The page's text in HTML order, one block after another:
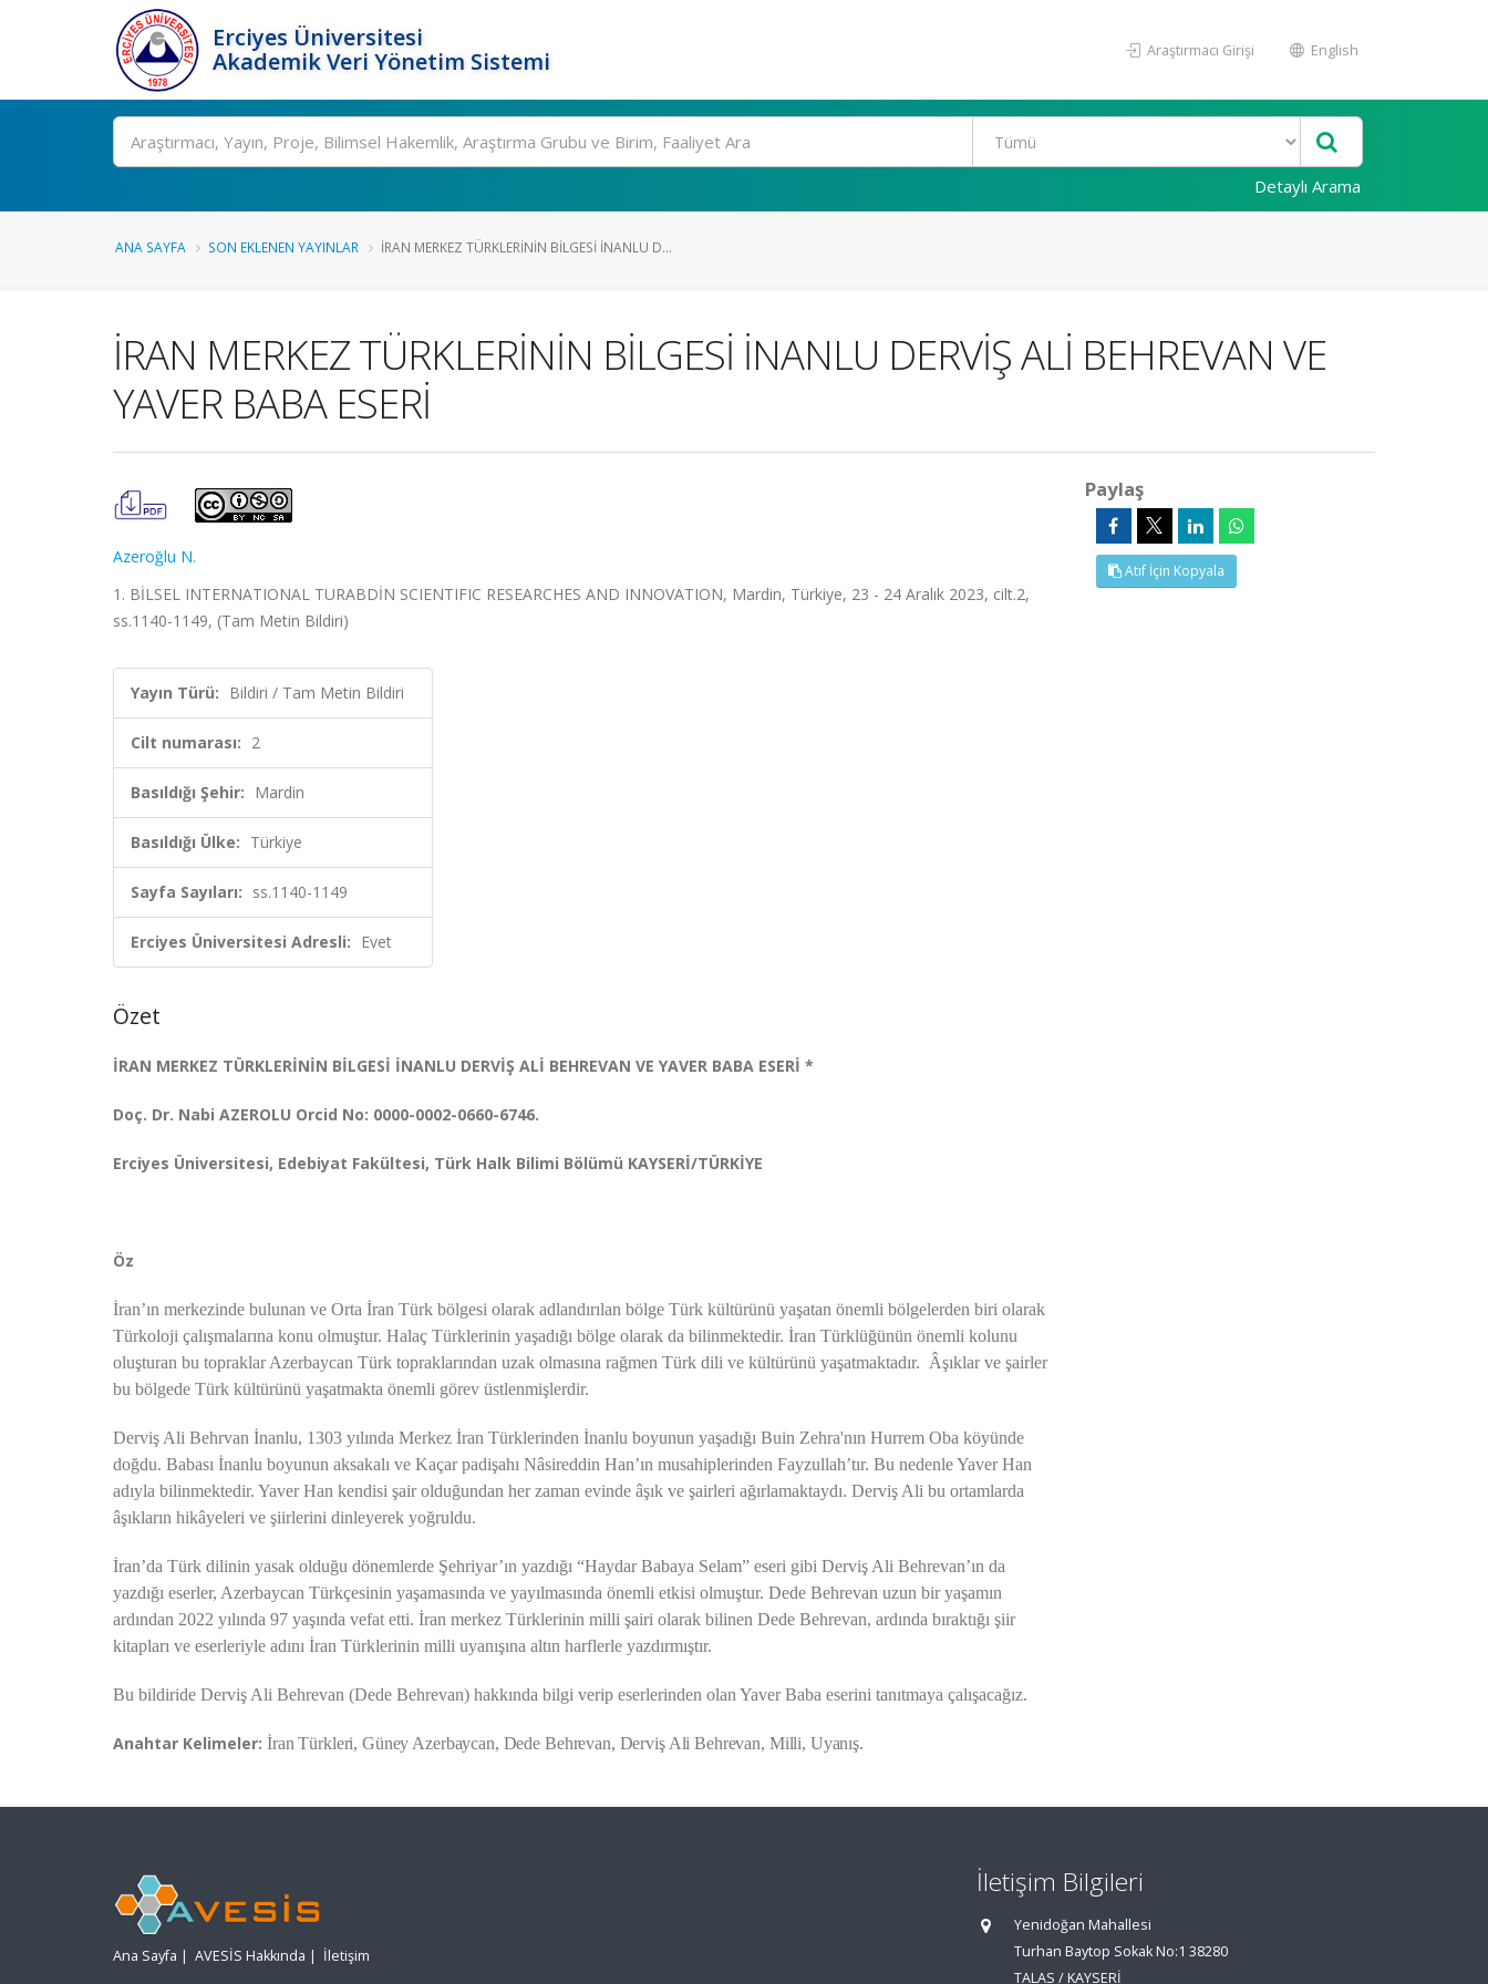
Erciyes Üniversitesi
Akademik Veri Yönetim Sistemi
Araştırmacı Girişi English
Ara
Detaylı Arama
ANA SAYFA SON EKLENEN YAYINLAR İRAN MERKEZ TÜRKLERİNİN BİLGESİ İNANLU D...
İRAN MERKEZ TÜRKLERİNİN BİLGESİ İNANLU DERVİŞ ALİ BEHREVAN VE
YAVER BABA ESERİ
Azeroğlu N.
1. BİLSEL INTERNATIONAL TURABDİN SCIENTIFIC RESEARCHES AND INNOVATION, Mardin, Türkiye, 23 - 24 Aralık 2023, cilt.2,
ss.1140-1149, (Tam Metin Bildiri)
Yayın Türü: Bildiri / Tam Metin Bildiri
Cilt numarası: 2
Basıldığı Şehir: Mardin
Basıldığı Ülke: Türkiye
Sayfa Sayıları: ss.1140-1149
Erciyes Üniversitesi Adresli: Evet
Özet
İRAN MERKEZ TÜRKLERİNİN BİLGESİ İNANLU DERVİŞ ALİ BEHREVAN VE YAVER BABA ESERİ *
Doç. Dr. Nabi AZEROLU Orcid No: 0000-0002-0660-6746.
Erciyes Üniversitesi, Edebiyat Fakültesi, Türk Halk Bilimi Bölümü KAYSERİ/TÜRKİYE
Öz
İran’ın merkezinde bulunan ve Orta İran Türk bölgesi olarak adlandırılan bölge Türk kültürünü yaşatan önemli bölgelerden biri olarak
Türkoloji çalışmalarına konu olmuştur. Halaç Türklerinin yaşadığı bölge olarak da bilinmektedir. İran Türklüğünün önemli kolunu
oluşturan bu topraklar Azerbaycan Türk topraklarından uzak olmasına rağmen Türk dili ve kültürünü yaşatmaktadır. Âşıklar ve şairler
bu bölgede Türk kültürünü yaşatmakta önemli görev üstlenmişlerdir.
Derviş Ali Behrvan İnanlu, 1303 yılında Merkez İran Türklerinden İnanlu boyunun yaşadığı Buin Zehra'nın Hurrem Oba köyünde
doğdu. Babası İnanlu boyunun aksakalı ve Kaçar padişahı Nâsireddin Han’ın musahiplerinden Fayzullah’tır. Bu nedenle Yaver Han
adıyla bilinmektedir. Yaver Han kendisi şair olduğundan her zaman evinde âşık ve şairleri ağırlamaktaydı. Derviş Ali bu ortamlarda
âşıkların hikâyeleri ve şiirlerini dinleyerek yoğruldu.
İran’da Türk dilinin yasak olduğu dönemlerde Şehriyar’ın yazdığı “Haydar Babaya Selam” eseri gibi Derviş Ali Behrevan’ın da
yazdığı eserler, Azerbaycan Türkçesinin yaşamasında ve yayılmasında önemli etkisi olmuştur. Dede Behrevan uzun bir yaşamın
ardından 2022 yılında 97 yaşında vefat etti. İran merkez Türklerinin milli şairi olarak bilinen Dede Behrevan, ardında bıraktığı şiir
kitapları ve eserleriyle adını İran Türklerinin milli uyanışına altın harflerle yazdırmıştır.
Bu bildiride Derviş Ali Behrevan (Dede Behrevan) hakkında bilgi verip eserlerinden olan Yaver Baba eserini tanıtmaya çalışacağız.
Anahtar Kelimeler: İran Türkleri, Güney Azerbaycan, Dede Behrevan, Derviş Ali Behrevan, Milli, Uyanış.
Paylaş
Atıf İçin Kopyala
Ana Sayfa | AVESİS Hakkında | İletişim
İletişim Bilgileri
Yenidoğan Mahallesi
Turhan Baytop Sokak No:1 38280
TALAS / KAYSERİ